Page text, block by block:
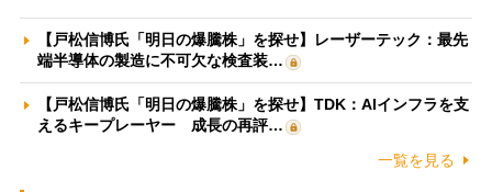
【戸松信博氏「明日の爆騰株」を探せ】レーザーテック：最先
端半導体の製造に不可欠な検査装…
【戸松信博氏「明日の爆騰株」を探せ】TDK：AIインフラを支
えるキープレーヤー 成長の再評…
一覧を見る